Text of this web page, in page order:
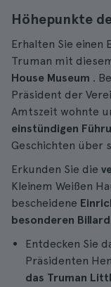
Höhepunkte
Erhalten Sie einen
Truman mit
House Museum .
Präsident der
Amtszeit wohnte
einstündigen
Geschichten über
Erkunden Sie die
Kleinem Weißen
bescheidene
besonderen
Entdecken Sie
Präsidenten
das Truman